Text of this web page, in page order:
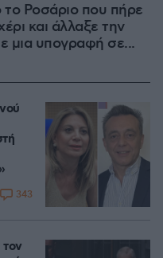
Ροσάριο που πήρε
και άλλαξε την
μια υπογραφή σε...
343
τον